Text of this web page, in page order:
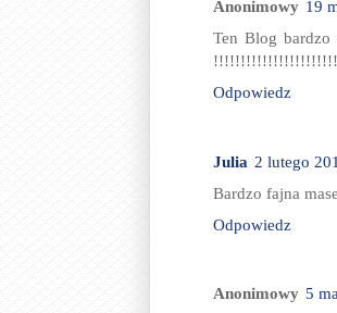
Anonimowy 19
Ten Blog
Odpowiedz
Julia 2 lutego
Bardzo fajna
Odpowiedz
Anonimowy 5